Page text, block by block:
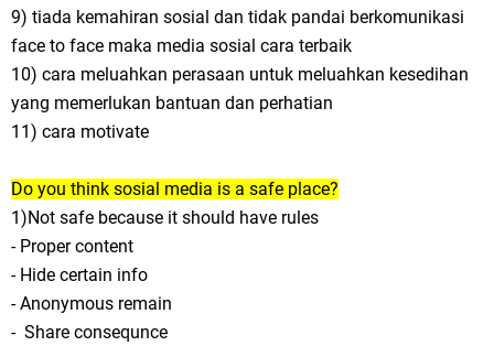
9) tiada kemahiran sosial dan tidak pandai berkomunikasi
face to face maka media sosial cara terbaik
10) cara meluahkan perasaan untuk meluahkan kesedihan
yang memerlukan bantuan dan perhatian
11) cara motivate
Do you think sosial media is a safe place?
1)Not safe because it should have rules
- Proper content
- Hide certain info
- Anonymous remain
- Share consequnce